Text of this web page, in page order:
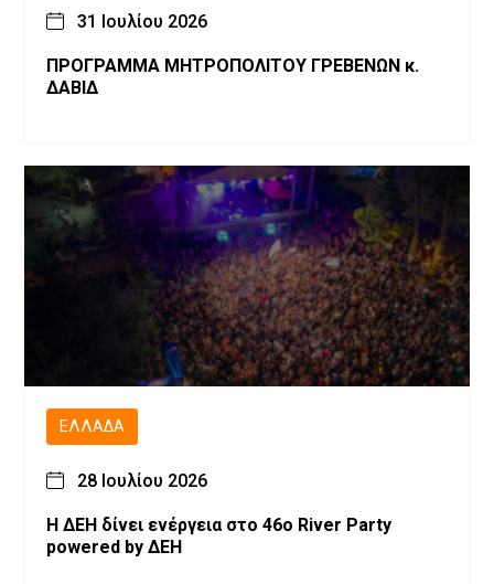
31 Ιουλίου 2026
ΠΡΟΓΡΑΜΜΑ ΜΗΤΡΟΠΟΛΙΤΟΥ ΓΡΕΒΕΝΩΝ κ.
ΔΑΒΙΔ
ΕΛΛΆΔΑ
28 Ιουλίου 2026
Η ΔΕΗ δίνει ενέργεια στο 46ο River Party
powered by ΔΕΗ